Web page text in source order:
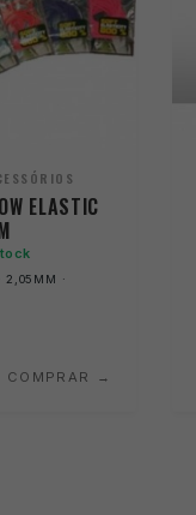
ELASTIC
2,05MM ·
COMPRAR